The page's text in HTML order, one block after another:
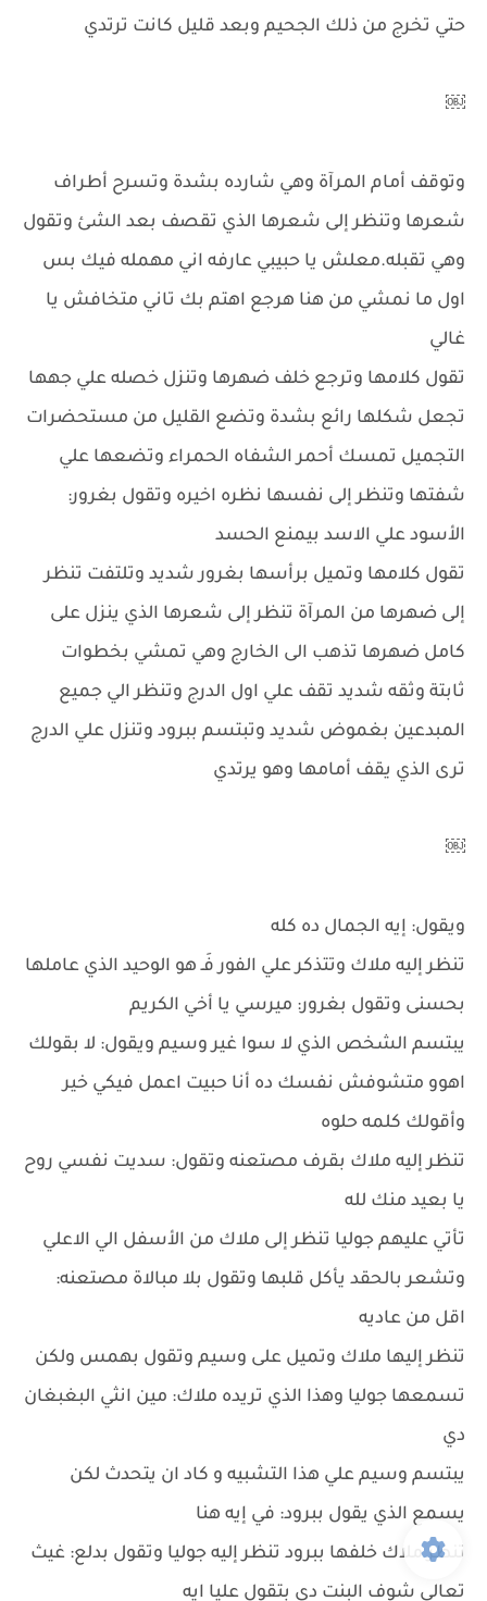
حتي تخرج من ذلك الجحيم وبعد قليل كانت ترتدي
￼
وتوقف أمام المرآة وهي شارده بشدة وتسرح أطراف
شعرها وتنظر إلى شعرها الذي تقصف بعد الشئ وتقول
وهي تقبله.معلش يا حبيبي عارفه اني مهمله فيك بس
اول ما نمشي من هنا هرجع اهتم بك تاني متخافش يا
غالي
تقول كلامها وترجع خلف ضهرها وتنزل خصله علي جهها
تجعل شكلها رائع بشدة وتضع القليل من مستحضرات
التجميل تمسك أحمر الشفاه الحمراء وتضعها علي
شفتها وتنظر إلى نفسها نظره اخيره وتقول بغرور:
الأسود علي الاسد بيمنع الحسد
تقول كلامها وتميل برأسها بغرور شديد وتلتفت تنظر
إلى ضهرها من المرآة تنظر إلى شعرها الذي ينزل على
كامل ضهرها تذهب الى الخارج وهي تمشي بخطوات
ثابتة وثقه شديد تقف علي اول الدرج وتنظر الي جميع
المبدعين بغموض شديد وتبتسم ببرود وتنزل علي الدرج
ترى الذي يقف أمامها وهو يرتدي
￼
ويقول: إيه الجمال ده كله
تنظر إليه ملاك وتتذكر علي الفور فَـ هو الوحيد الذي عاملها
بحسنى وتقول بغرور: ميرسي يا أخي الكريم
يبتسم الشخص الذي لا سوا غير وسيم ويقول: لا بقولك
اهوو متشوفش نفسك ده أنا حبيت اعمل فيكي خير
وأقولك كلمه حلوه
تنظر إليه ملاك بقرف مصتعنه وتقول: سديت نفسي روح
يا بعيد منك لله
تأتي عليهم جوليا تنظر إلى ملاك من الأسفل الي الاعلي
وتشعر بالحقد يأكل قلبها وتقول بلا مبالاة مصتعنه:
اقل من عاديه
تنظر إليها ملاك وتميل على وسيم وتقول بهمس ولكن
تسمعها جوليا وهذا الذي تريده ملاك: مين انثي البغبغان
دي
يبتسم وسيم علي هذا التشبيه و كاد ان يتحدث لكن
يسمع الذي يقول ببرود: في إيه هنا
تنظر ملاك خلفها ببرود تنظر إليه جوليا وتقول بدلع: غيث
تعالي شوف البنت دي بتقول عليا ايه